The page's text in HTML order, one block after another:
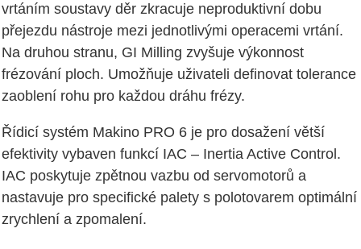
vrtáním soustavy děr zkracuje neproduktivní dobu
přejezdu nástroje mezi jednotlivými operacemi vrtání.
Na druhou stranu, GI Milling zvyšuje výkonnost
frézování ploch. Umožňuje uživateli definovat tolerance
zaoblení rohu pro každou dráhu frézy.
Řídicí systém Makino PRO 6 je pro dosažení větší
efektivity vybaven funkcí IAC – Inertia Active Control.
IAC poskytuje zpětnou vazbu od servomotorů a
nastavuje pro specifické palety s polotovarem optimální
zrychlení a zpomalení.